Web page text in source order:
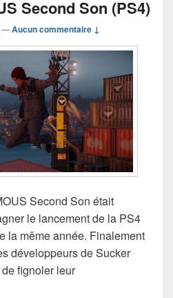
Second Son (PS4)
—Aucun commentaire ↓
Second Son était
le lancement de la PS4
la même année. Finalement
développeurs de Sucker
fignoler leur
de inFAMOUS Second Son (PS4)